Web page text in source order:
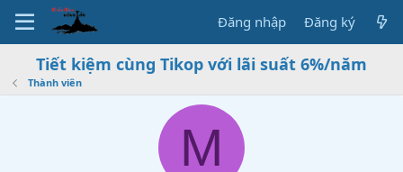
Đăng nhập Đăng ký
Tiết kiệm cùng Tikop với lãi suất 6%/năm
Thành viên
M